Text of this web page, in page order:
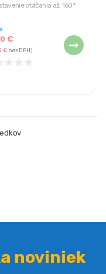
otáčania až: 160°
€
€bez DPH)
★ ★ ★
noviniek